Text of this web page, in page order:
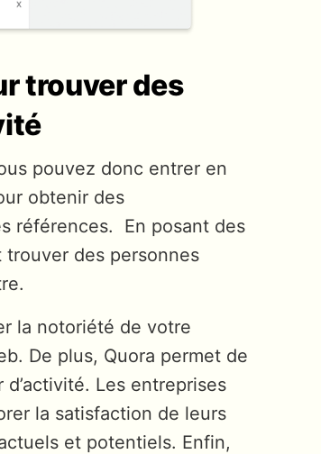
trouver des
pouvez donc entrer en
obtenir des
références. En posant des
des personnes
la notoriété de votre
De plus, Quora permet de
Les entreprises
la satisfaction de leurs
et potentiels. Enfin,